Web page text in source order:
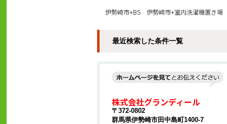
伊勢崎市+BS
伊勢崎市+室内洗濯機置き場
最近検索した条件一覧
株式会社グランディール
〒372-0802
群馬県伊勢崎市田中島町1400-7